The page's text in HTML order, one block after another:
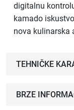
digitalnu
kamado
nova kulinarska
TEHNIČKE
BRZE